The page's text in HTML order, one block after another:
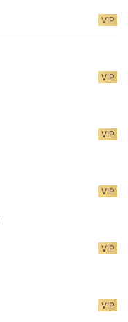
VIP
VIP
VIP
VIP
VIP
VIP